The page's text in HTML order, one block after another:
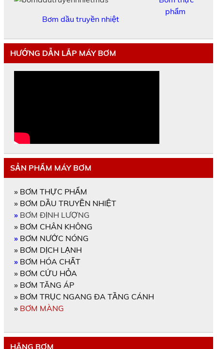
Bơm dầu truyền nhiệt
phẩm
HƯỚNG DẪN LẮP MÁY BƠM
SẢN PHẨM MÁY BƠM
» BƠM THỰC PHẨM
» BƠM DẦU TRUYỀN NHIỆT
»BƠM ĐỊNH LƯỢNG
» BƠM CHÂN KHÔNG
» BƠM NƯỚC NÓNG
» BƠM DỊCH LẠNH
» BƠM HÓA CHẤT
» BƠM CỨU HỎA
» BƠM TĂNG ÁP
» BƠM TRỤC NGANG ĐA TẦNG CÁNH
» BƠM MÀNG
HÃNG BƠM